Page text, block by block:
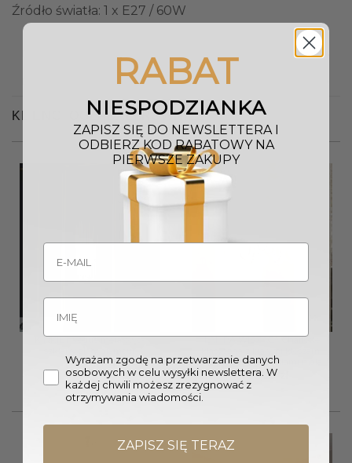
Źródło światła: 1 x E27 / 60W
KLIENCI OGLĄDALI RÓWNIEŻ
KINKIET Vogue metalowo-
1725,30 zł
LAMPA WISZĄCA Charlotte
i szklanymi kryształami mała
3102,30
RABAT
NIESPODZIANKA
ZAPISZ SIĘ DO NEWSLETTERA I
ODBIERZ KOD RABATOWY NA
PIERWSZE ZAKUPY
Wyrażam zgodę na przetwarzanie danych
osobowych w celu wysyłki newslettera. W
każdej chwili możesz zrezygnować z
otrzymywania wiadomości.
ZAPISZ SIĘ TERAZ